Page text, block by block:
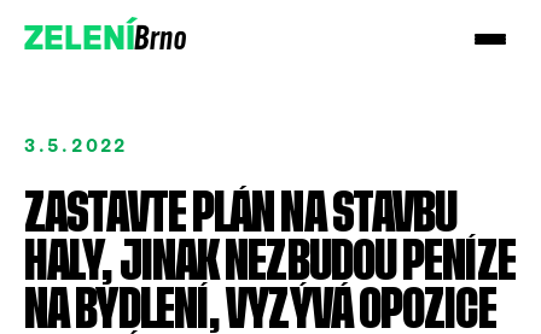
ZELENÍBrno
Přidejte se!
3.5.2022
ZASTAVTE PLÁN NA STAVBU
HALY, JINAK NEZBUDOU PENÍZE
NA BYDLENÍ, VYZÝVÁ OPOZICE